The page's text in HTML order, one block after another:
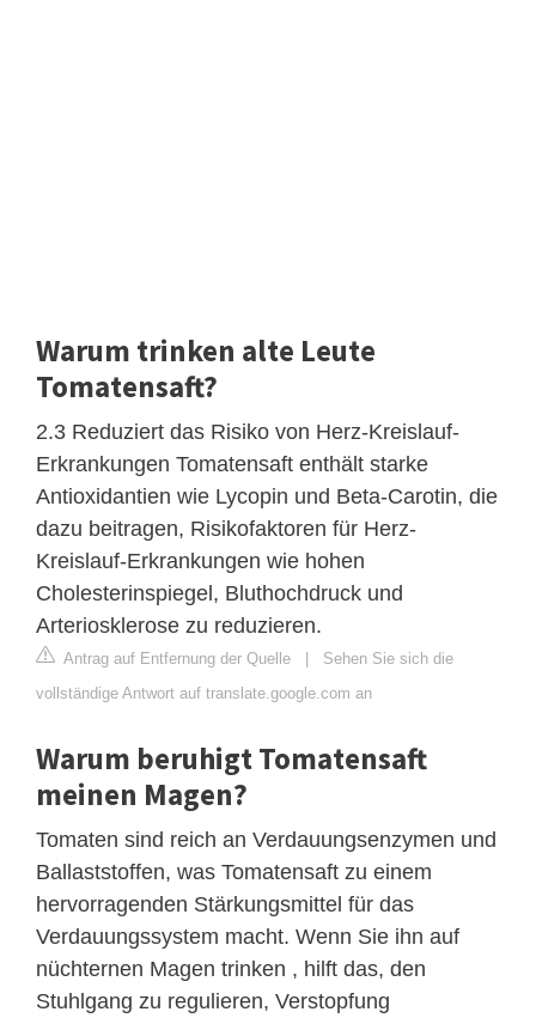
Warum trinken alte Leute
Tomatensaft?
2.3 Reduziert das Risiko von Herz-Kreislauf-
Erkrankungen Tomatensaft enthält starke
Antioxidantien wie Lycopin und Beta-Carotin, die
dazu beitragen, Risikofaktoren für Herz-
Kreislauf-Erkrankungen wie hohen
Cholesterinspiegel, Bluthochdruck und
Arteriosklerose zu reduzieren.
Antrag auf Entfernung der Quelle | Sehen Sie sich die
vollständige Antwort auf translate.google.com an
Warum beruhigt Tomatensaft
meinen Magen?
Tomaten sind reich an Verdauungsenzymen und
Ballaststoffen, was Tomatensaft zu einem
hervorragenden Stärkungsmittel für das
Verdauungssystem macht. Wenn Sie ihn auf
nüchternen Magen trinken , hilft das, den
Stuhlgang zu regulieren, Verstopfung